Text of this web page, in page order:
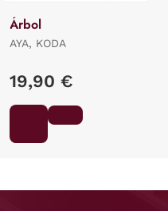
Árbol
AYA, KODA
19,90 €